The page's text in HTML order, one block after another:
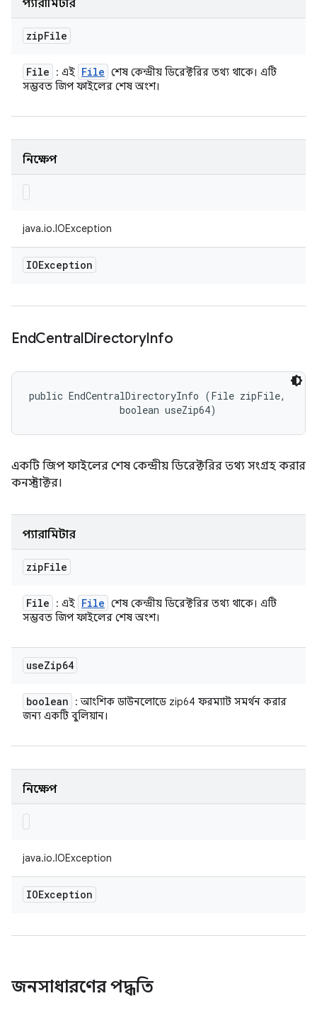
প্যারামিটার
zipFile
File : এই File শেষ কেন্দ্রীয় ডিরেক্টরির তথ্য থাকে। এটি
সম্ভবত জিপ ফাইলের শেষ অংশ।
নিক্ষেপ
java.io.IOException
IOException
EndCentralDirectoryInfo
public EndCentralDirectoryInfo (File zipFile,
                boolean useZip64)
একটি জিপ ফাইলের শেষ কেন্দ্রীয় ডিরেক্টরির তথ্য সংগ্রহ করার
কনস্ট্রাক্টর।
প্যারামিটার
zipFile
File : এই File শেষ কেন্দ্রীয় ডিরেক্টরির তথ্য থাকে। এটি
সম্ভবত জিপ ফাইলের শেষ অংশ।
useZip64
boolean
: আংশিক ডাউনলোডে zip64 ফরম্যাট সমর্থন করার
জন্য একটি বুলিয়ান।
নিক্ষেপ
java.io.IOException
IOException
জনসাধারণের পদ্ধতি